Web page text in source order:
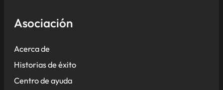
Asociación
Acerca de
Historias de éxito
Centro de ayuda